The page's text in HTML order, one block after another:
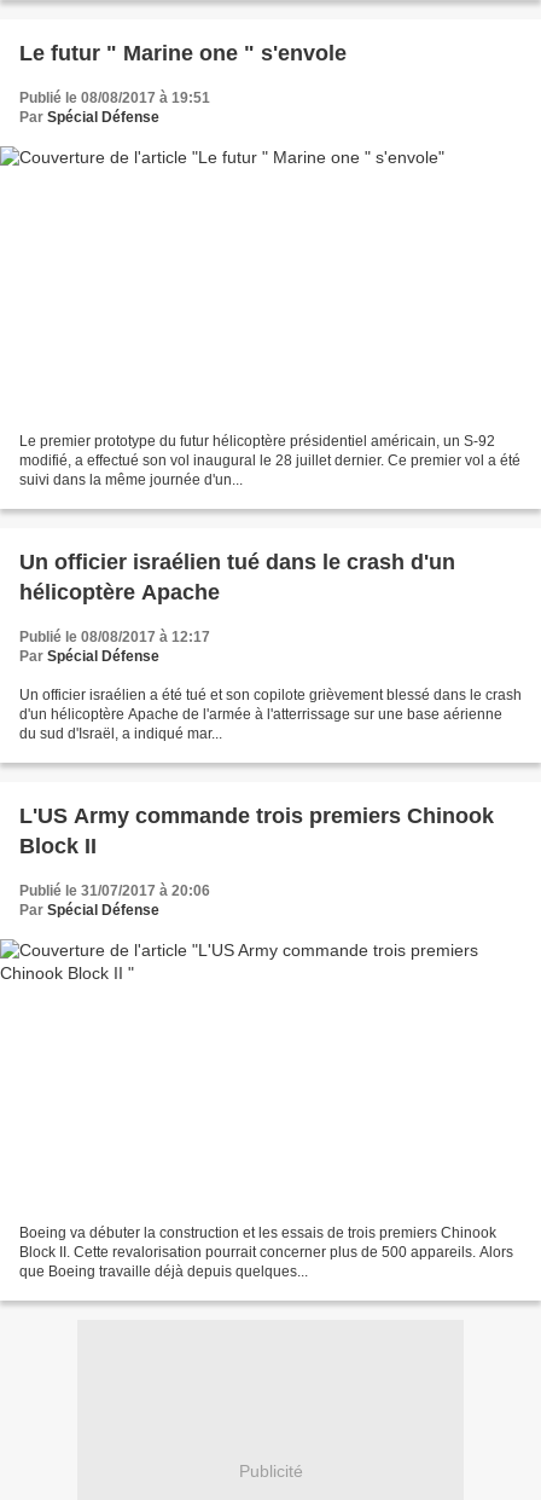
Le futur " Marine one " s'envole
Publié le 08/08/2017 à 19:51
Par Spécial Défense
Le premier prototype du futur hélicoptère présidentiel américain, un S-92
modifié, a effectué son vol inaugural le 28 juillet dernier. Ce premier vol a été
suivi dans la même journée d'un...
Un officier israélien tué dans le crash d'un
hélicoptère Apache
Publié le 08/08/2017 à 12:17
Par Spécial Défense
Un officier israélien a été tué et son copilote grièvement blessé dans le crash
d'un hélicoptère Apache de l'armée à l'atterrissage sur une base aérienne
du sud d'Israël, a indiqué mar...
L'US Army commande trois premiers Chinook
Block II
Publié le 31/07/2017 à 20:06
Par Spécial Défense
Boeing va débuter la construction et les essais de trois premiers Chinook
Block II. Cette revalorisation pourrait concerner plus de 500 appareils. Alors
que Boeing travaille déjà depuis quelques...
Publicité